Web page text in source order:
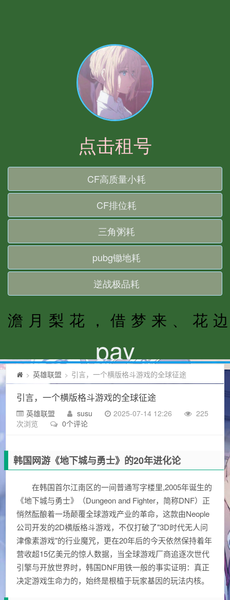
> 英雄联盟 > 引言，一个横版格斗游戏的全球征途
引言，一个横版格斗游戏的全球征途
英雄联盟 susu 2025-07-14 12:26
225
次浏览
0个评论
韩国网游《地下城与勇士》的20年进化论
在韩国首尔江南区的一间普通写字楼里,2005年诞生的
《地下城与勇士》（Dungeon and Fighter，简称DNF）正
悄然酝酿着一场颠覆全球游戏产业的革命，这款由Neople
公司开发的2D横版格斗游戏，不仅打破了"3D时代无人问
津像素游戏"的行业魔咒，更在20年后的今天依然保持着年
营收超15亿美元的惊人数据，当全球游戏厂商追逐次世代
引擎与开放世界时，韩国DNF用铁一般的事实证明：真正
决定游戏生命力的，始终是根植于玩家基因的玩法内核。